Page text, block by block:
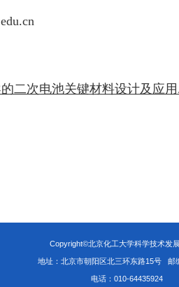
二次电池关键材料设计及应
Copyright©北京化工大学科学技术发
地址：北京市朝阳区北三环东路15号 邮
电话：010-64435924